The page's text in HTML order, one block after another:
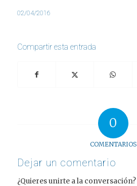
02/04/2016
Compartir esta entrada
0
COMENTARIOS
Dejar un comentario
¿Quieres unirte a la conversación?